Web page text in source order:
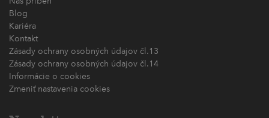
Blog
Kariéra
Kontakt
Zásady ochrany osobných údajov čl.13
Zásady ochrany osobných údajov čl.14
Informácie o cookies
Zmeniť nastavenia cookies